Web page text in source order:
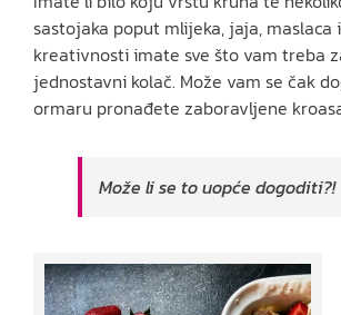
sastojaka poput mlijeka, jaja, maslaca
kreativnosti imate sve što vam treba
jednostavni kolač. Može vam se čak
ormaru pronađete zaboravljene
Može li se to uopće dogoditi?!